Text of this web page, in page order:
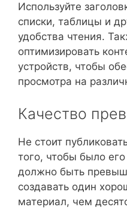
Используйте
списки, таблицы и
удобства чтения.
оптимизировать
устройств, чтобы
просмотра на
Качество
Не стоит
того, чтобы было
должно быть
создавать один
материал, чем